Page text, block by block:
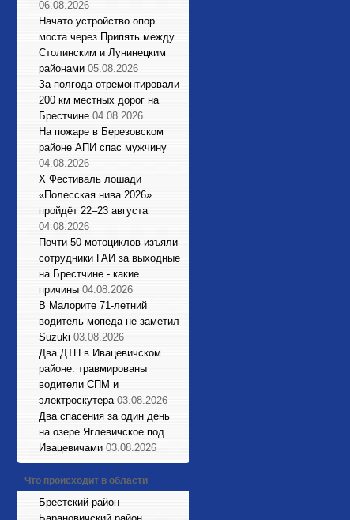
06.08.2026
Начато устройство опор
моста через Припять между
Столинским и Лунинецким
районами 05.08.2026
За полгода отремонтировали
200 км местных дорог на
Брестчине 04.08.2026
На пожаре в Березовском
районе АПИ спас мужчину
04.08.2026
X Фестиваль лошади
«Полесская нива 2026»
пройдёт 22–23 августа
04.08.2026
Почти 50 мотоциклов изъяли
сотрудники ГАИ за выходные
на Брестчине - какие
причины 04.08.2026
В Малорите 71-летний
водитель мопеда не заметил
Suzuki 03.08.2026
Два ДТП в Ивацевичском
районе: травмированы
водители СПМ и
электроскутера 03.08.2026
Два спасения за один день
на озере Яглевичское под
Ивацевичами 03.08.2026
Что происходит в области
Брестский район